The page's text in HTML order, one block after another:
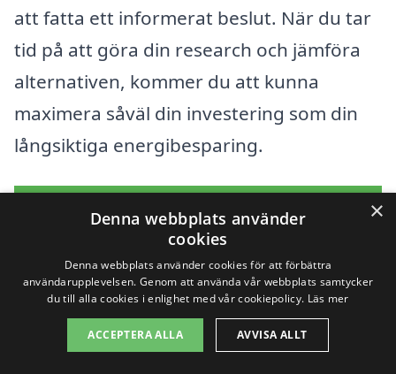
att fatta ett informerat beslut. När du tar
tid på att göra din research och jämföra
alternativen, kommer du att kunna
maximera såväl din investering som din
långsiktiga energibesparing.
Få 3 erbjudanden, gratis och utan
Sök efter en
×
Denna webbplats använder
cookies
Denna webbplats använder cookies för att förbättra
användarupplevelsen. Genom att använda vår webbplats samtycker
du till alla cookies i enlighet med vår cookiepolicy. Läs mer
ACCEPTERA ALLA AVVISA ALLT